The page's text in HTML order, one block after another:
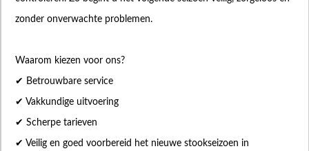
zonder onverwachte problemen.
Waarom kiezen voor ons?
✔ Betrouwbare service
✔ Vakkundige uitvoering
✔ Scherpe tarieven
✔ Veilig en goed voorbereid het nieuwe stookseizoen in